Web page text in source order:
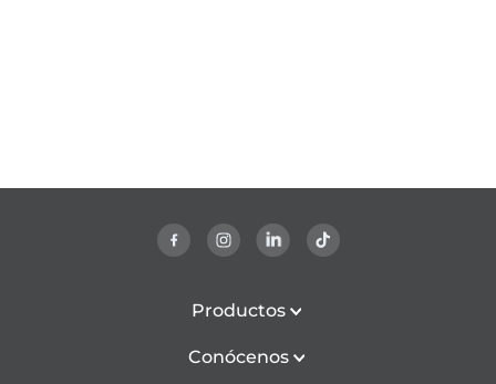
Productos
Conócenos